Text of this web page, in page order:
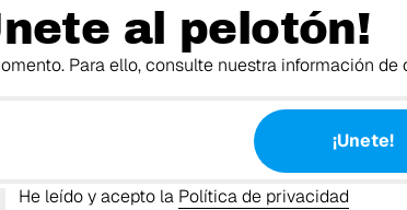
al pelotón!
Para ello, consulte nuestra información
¡Unete!
He leído y acepto la Política de privacidad